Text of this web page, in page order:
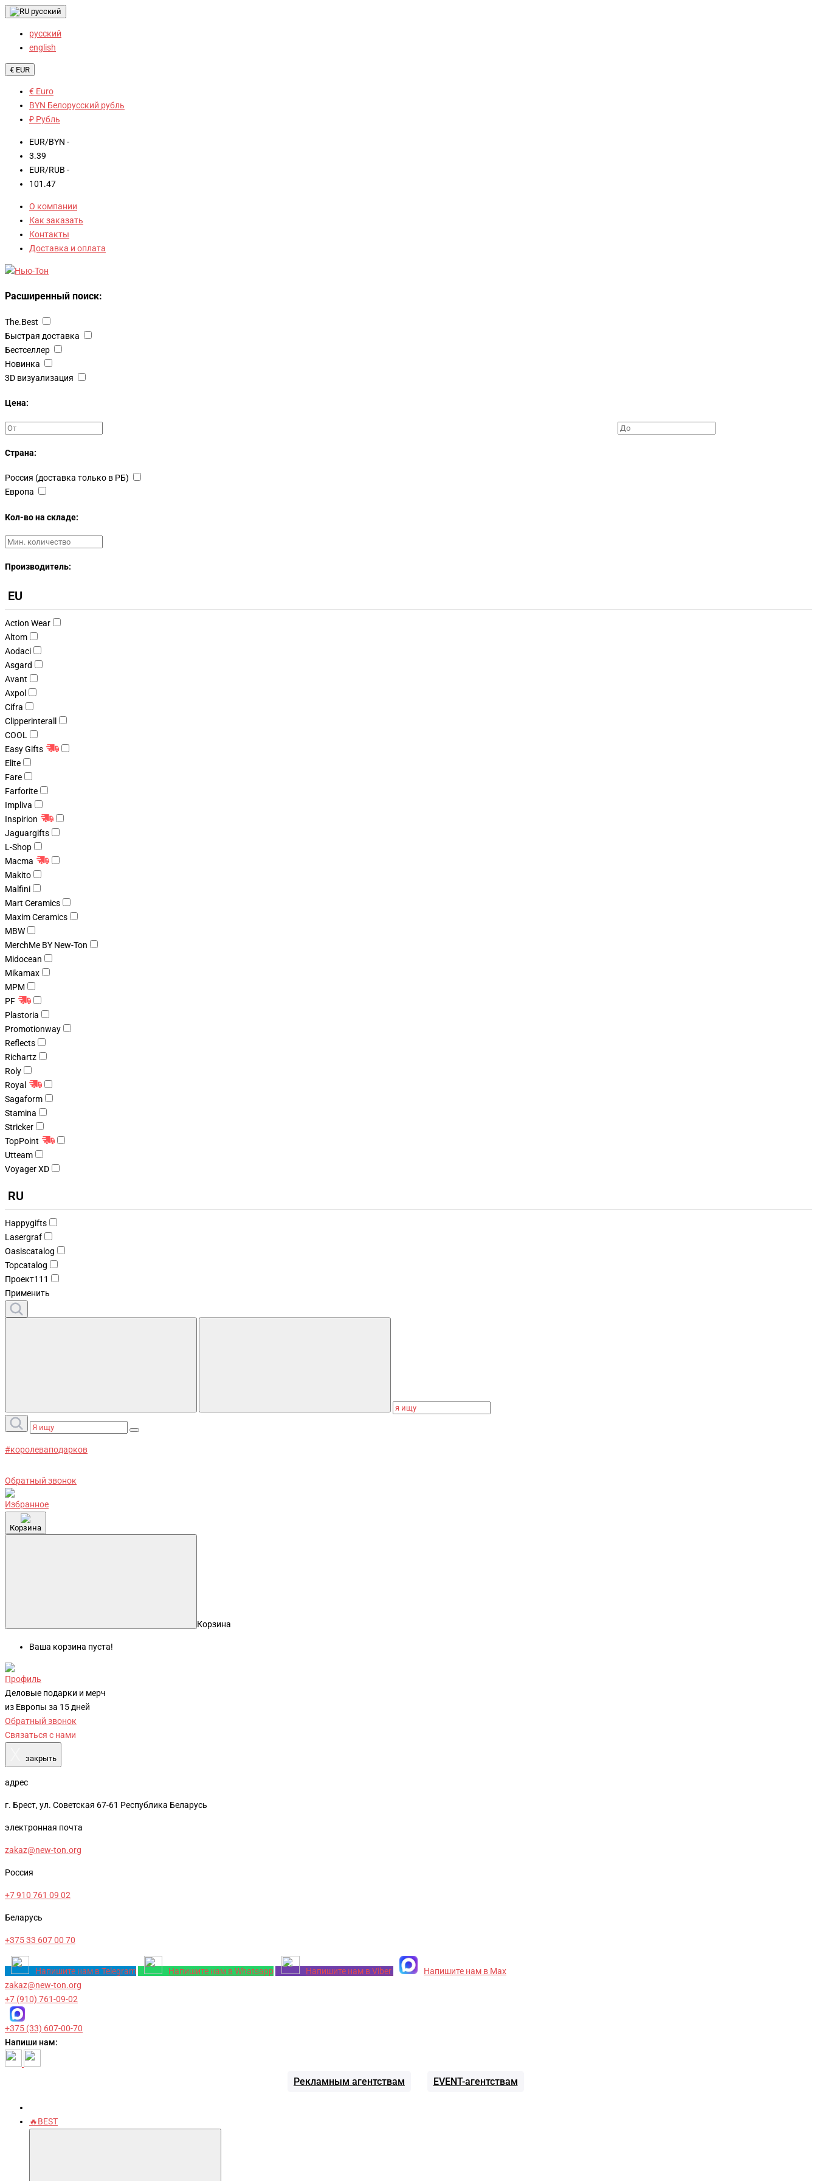
русский
русский
english
€ EUR
€ Euro
BYN Белорусский рубль
₽ Рубль
EUR/BYN -
3.39
EUR/RUB -
101.47
О компании
Как заказать
Контакты
Доставка и оплата
Расширенный поиск:
The.Best
Быстрая доставка
Бестселлер
Новинка
3D визуализация
Цена:
Страна:
Россия (доставка только в РБ)
Европа
Кол-во на складе:
Производитель:
EU
Action Wear
Altom
Aodaci
Asgard
Avant
Axpol
Cifra
Clipperinterall
COOL
Easy Gifts
Elite
Fare
Farforite
Impliva
Inspirion
Jaguargifts
L-Shop
Macma
Makito
Malfini
Mart Ceramics
Maxim Ceramics
MBW
MerchMe BY New-Ton
Midocean
Mikamax
MPM
PF
Plastoria
Promotionway
Reflects
Richartz
Roly
Royal
Sagaform
Stamina
Stricker
TopPoint
Utteam
Voyager XD
RU
Happygifts
Lasergraf
Oasiscatalog
Topcatalog
Проект111
Применить
#королеваподарков
Обратный звонок
Избранное
Корзина
Корзина
Ваша корзина пуста!
Профиль
Деловые подарки и мерч
из Европы за 15 дней
Обратный звонок
Связаться с нами
закрыть
адрес
г. Брест, ул. Советская 67-61 Республика Беларусь
электронная почта
zakaz@new-ton.org
Россия
+7 910 761 09 02
Беларусь
+375 33 607 00 70
Напишите нам в Telegram Напишите нам в Whatsapp Напишите нам в Viber
Напишите нам в Max
zakaz@new-ton.org
+7 (910) 761-09-02
+375 (33) 607-00-70
Напиши нам:
Рекламным агентствам EVENT-агентствам
🔥BEST